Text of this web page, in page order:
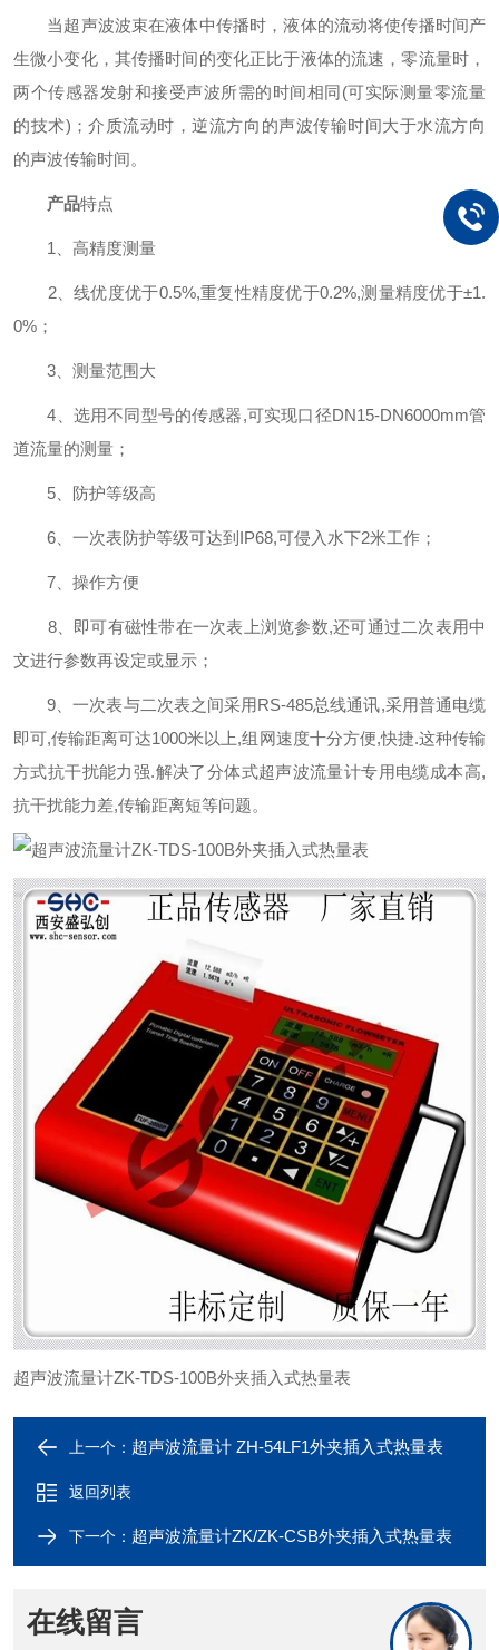
当超声波波束在液体中传播时，液体的流动将使传播时间产
生微小变化，其传播时间的变化正比于液体的流速，零流量时，
两个传感器发射和接受声波所需的时间相同(可实际测量零流量
的技术)；介质流动时，逆流方向的声波传输时间大于水流方向
的声波传输时间。
产品特点
1、高精度测量
2、线优度优于0.5%,重复性精度优于0.2%,测量精度优于±1.
0%；
3、测量范围大
4、选用不同型号的传感器,可实现口径DN15-DN6000mm管
道流量的测量；
5、防护等级高
6、一次表防护等级可达到IP68,可侵入水下2米工作；
7、操作方便
8、即可有磁性带在一次表上浏览参数,还可通过二次表用中
文进行参数再设定或显示；
9、一次表与二次表之间采用RS-485总线通讯,采用普通电缆
即可,传输距离可达1000米以上,组网速度十分方便,快捷.这种传输
方式抗干扰能力强.解决了分体式超声波流量计专用电缆成本高,
抗干扰能力差,传输距离短等问题。
超声波流量计ZK-TDS-100B外夹插入式热量表
上一个： 超声波流量计 ZH-54LF1外夹插入式热量表
返回列表
下一个： 超声波流量计ZK/ZK-CSB外夹插入式热量表
在线留言